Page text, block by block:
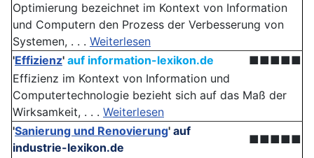
Optimierung bezeichnet im Kontext von Information
und Computern den Prozess der Verbesserung von
Systemen, . . . Weiterlesen
'Effizienz' auf information-lexikon.de
■■■■■
Effizienz im Kontext von Information und
Computertechnologie bezieht sich auf das Maß der
Wirksamkeit, . . . Weiterlesen
'Sanierung und Renovierung' auf
industrie-lexikon.de
■■■■■